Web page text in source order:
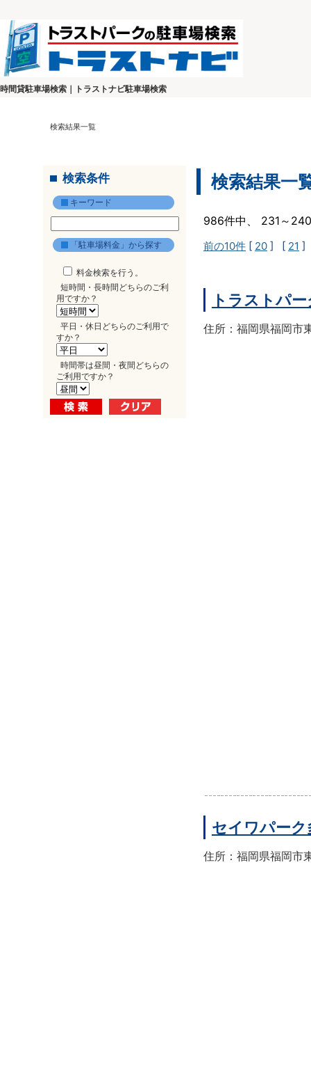
時間貸駐車場検索｜トラストナビ駐車場検索
検索結果一覧
検索条件
キーワード
「駐車場料金」から探す
料金検索を行う。
短時間・長時間どちらのご利
用ですか？
平日・休日どちらのご利用で
すか？
時間帯は昼間・夜間どちらの
ご利用ですか？
検索結果一
986件中、 231～
前の10件 [ 20 ] [ 21 ]
トラストパ
住所：福岡県福岡市
セイワパーク
住所：福岡県福岡市